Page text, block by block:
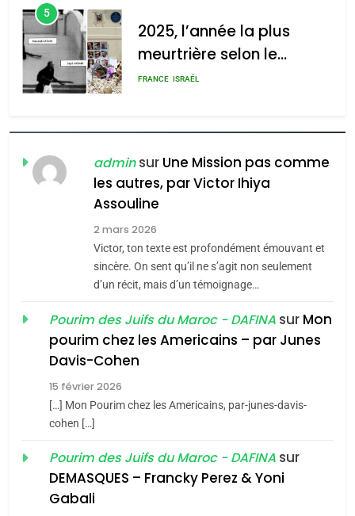
5
2025, l’année la plus
meurtrière selon le
rapport d’ADL contre
FRANCE ISRAÉL
FIÈRE, DIGNE ET RÉSILIENTE :
POURQUOI JE REVENDIQUE
MA JUDAÏTE par Thérèse
Zrihen-Dvir
ISRAÉL JUDAISME
CE QUI NOUS MANQUE –
Jacques Hadida
JUDAISME
Maroc : Les amandes de
Tafraout, le miel de Tadla
du terroir
Oeil ravageur – Vanessa
De Loya Stauber
adminsur Une Mission pas comme
les autres, par Victor Ihiya
Assouline
2 mars 2026
Victor, ton texte est profondément émouvant et
sincère. On sent qu’il ne s’agit non seulement
d’un récit, mais d’un témoignage…
Pourim des Juifs du Maroc - DAFINA sur Mon
pourim chez les Americains – par Junes
Davis-Cohen
15 février 2026
[…] Mon Pourim chez les Americains, par-junes-davis-
cohen […]
Pourim des Juifs du Maroc - DAFINA sur
DEMASQUES – Francky Perez & Yoni
Gabali